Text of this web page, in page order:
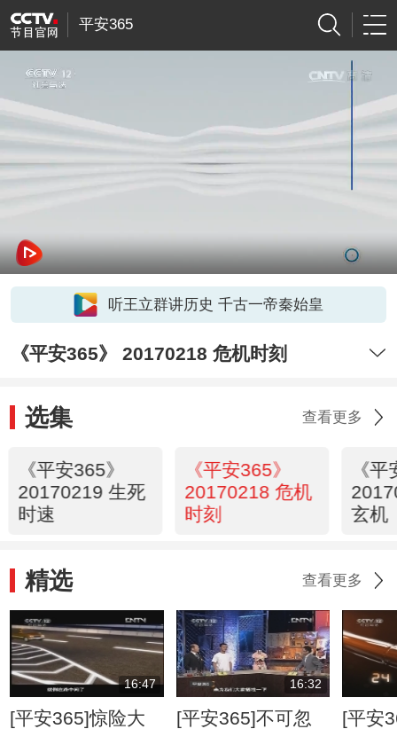
平安365
听王立群讲历史 千古一帝秦始皇
《平安365》 20170218 危机时刻
选集 查看更多
《平安365》
20170219 生死
时速
《平安365》
20170218 危机
时刻
《
玄机
精选 查看更多
16:47
[平安365]惊险大
16:32
[平安365]不可忽
[平安